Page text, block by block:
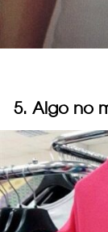
5. Algo no